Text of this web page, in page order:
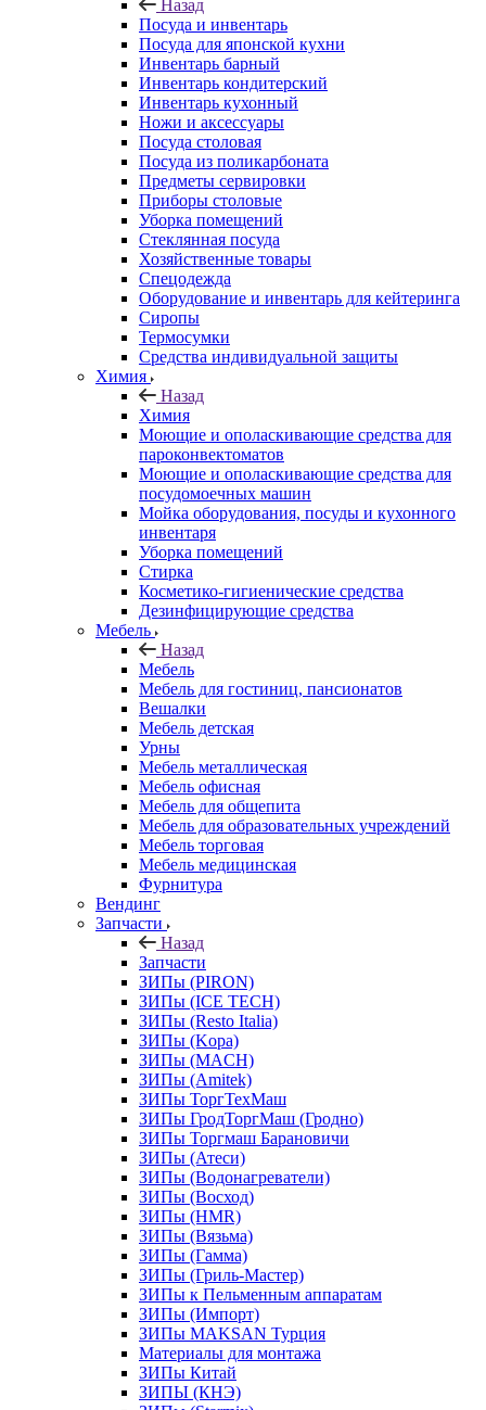
Назад
Посуда и инвентарь
Посуда для японской кухни
Инвентарь барный
Инвентарь кондитерский
Инвентарь кухонный
Ножи и аксессуары
Посуда столовая
Посуда из поликарбоната
Предметы сервировки
Приборы столовые
Уборка помещений
Стеклянная посуда
Хозяйственные товары
Спецодежда
Оборудование и инвентарь для кейтеринга
Сиропы
Термосумки
Средства индивидуальной защиты
Химия
Назад
Химия
Моющие и ополаскивающие средства для
пароконвектоматов
Моющие и ополаскивающие средства для
посудомоечных машин
Мойка оборудования, посуды и кухонного
инвентаря
Уборка помещений
Стирка
Косметико-гигиенические средства
Дезинфицирующие средства
Мебель
Назад
Мебель
Мебель для гостиниц, пансионатов
Вешалки
Мебель детская
Урны
Мебель металлическая
Мебель офисная
Мебель для общепита
Мебель для образовательных учреждений
Мебель торговая
Мебель медицинская
Фурнитура
Вендинг
Запчасти
Назад
Запчасти
ЗИПы (PIRON)
ЗИПы (ICE TECH)
ЗИПы (Resto Italia)
ЗИПы (Kopa)
ЗИПы (MACH)
ЗИПы (Amitek)
ЗИПы ТоргТехМаш
ЗИПы ГродТоргМаш (Гродно)
ЗИПы Торгмаш Барановичи
ЗИПы (Атеси)
ЗИПы (Водонагреватели)
ЗИПы (Восход)
ЗИПы (HMR)
ЗИПы (Вязьма)
ЗИПы (Гамма)
ЗИПы (Гриль-Мастер)
ЗИПы к Пельменным аппаратам
ЗИПы (Импорт)
ЗИПы MAKSAN Турция
Материалы для монтажа
ЗИПы Китай
ЗИПЫ (КНЭ)